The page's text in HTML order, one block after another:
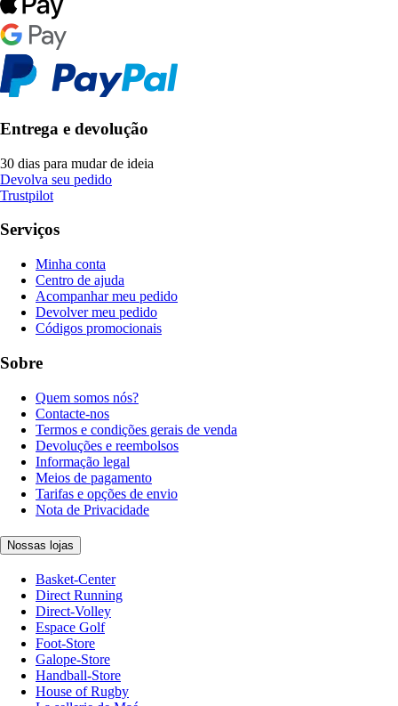
Entrega e devolução
30 dias para mudar de ideia
Devolva seu pedido
Trustpilot
Serviços
Minha conta
Centro de ajuda
Acompanhar meu pedido
Devolver meu pedido
Códigos promocionais
Sobre
Quem somos nós?
Contacte-nos
Termos e condições gerais de venda
Devoluções e reembolsos
Informação legal
Meios de pagamento
Tarifas e opções de envio
Nota de Privacidade
Nossas lojas
Basket-Center
Direct Running
Direct-Volley
Espace Golf
Foot-Store
Galope-Store
Handball-Store
House of Rugby